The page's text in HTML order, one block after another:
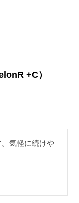
+C）
気軽に続けや